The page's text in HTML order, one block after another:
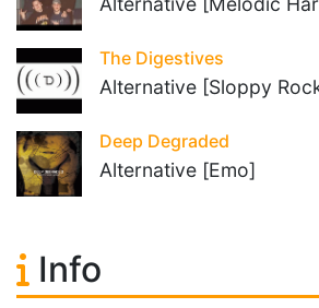
The Digestives
Alternative [Sloppy
Deep Degraded
Alternative [Emo]
Info